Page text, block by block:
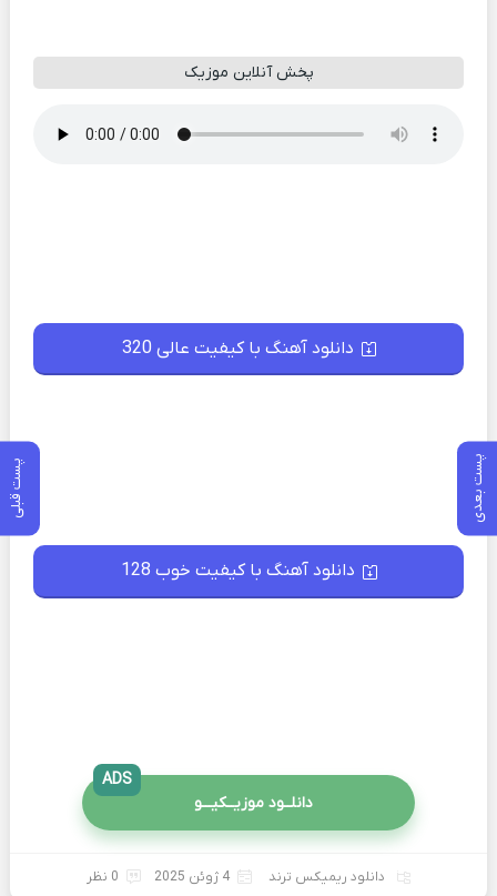
پست بعدی پست قبلی
پخش آنلاین موزیک
دانلود آهنگ با کیفیت عالی 320
دانلود آهنگ با کیفیت خوب 128
دانلــود موزیــکیـــو
ADS
دانلود ریمیکس ترند 4 ژوئن 2025 0 نظر